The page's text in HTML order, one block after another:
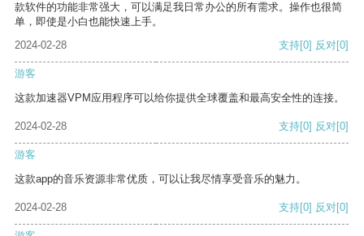
款软件的功能非常强大，可以满足我日常办公的所有需求。操作也很简
单，即使是小白也能快速上手。
2024-02-28
支持[0] 反对[0]
游客
这款加速器VPM应用程序可以给你提供全球覆盖和最高安全性的连接。
2024-02-28 支持[0] 反对[0]
游客
这款app的音乐资源非常优质，可以让我尽情享受音乐的魅力。
2024-02-28 支持[0] 反对[0]